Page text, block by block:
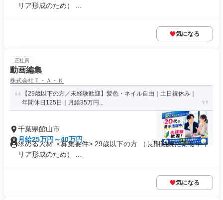
リア形成のため） ...
気になる
正社員
動画編集
株式会社Ｔ・Ａ・Ｋ
【29歳以下の方／未経験歓迎】髪色・ネイル自由｜土日祝休み｜
年間休日125日｜月給35万円...
千葉県館山市
月給25万円～40万円
求める人材: <募集要件> 29歳以下の方 （長期勤続によるキャ
リア形成のため） ...
気になる